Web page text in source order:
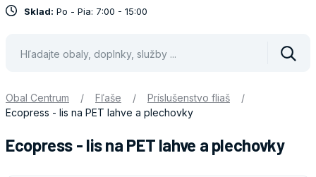
Sklad: Po - Pia: 7:00 - 15:00
Obal Centrum / Fľaše / Príslušenstvo fliaš
/
Ecopress - lis na PET lahve a plechovky
Ecopress - lis na PET lahve a plechovky